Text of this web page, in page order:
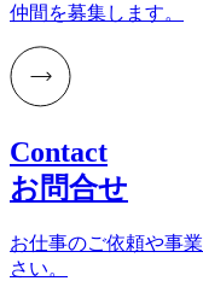
仲間を募集します。
Contact
お問合せ
お仕事のご依頼や事
さい。